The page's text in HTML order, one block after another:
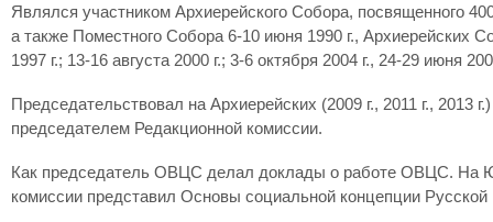
Являлся участником Архиерейского Собора, посвященного
а также Поместного Собора 6-10 июня 1990 г., Архиерейских
1997 г.; 13-16 августа 2000 г.; 3-6 октября 2004 г., 24-29 июня
Председательствовал на Архиерейских (2009 г., 2011 г.,
председателем Редакционной комиссии.
Как председатель ОВЦС делал доклады о работе ОВЦС. На
комиссии представил Основы социальной концепции